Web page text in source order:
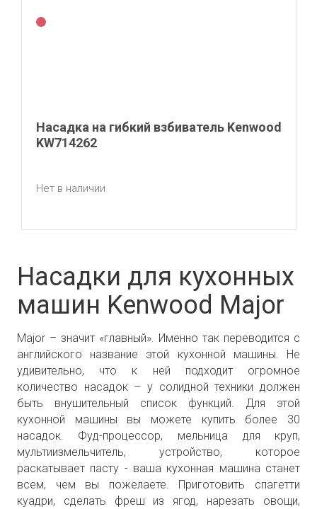
Насадка на гибкий взбиватель Kenwood
KW714262
Нет в наличии
Насадки для кухонных
машин Kenwood Major
Major – значит «главный». Именно так переводится с
английского название этой кухонной машины. Не
удивительно, что к ней подходит огромное
количество насадок – у солидной техники должен
быть внушительный список функций. Для этой
кухонной машины вы можете купить более 30
насадок. Фуд-процессор, мельница для круп,
мультиизмельчитель, устройство, которое
раскатывает пасту - ваша кухонная машина станет
всем, чем вы пожелаете. Приготовить спагетти
куадри, сделать фреш из ягод, нарезать овощи,